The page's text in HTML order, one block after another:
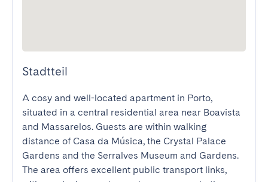
Stadtteil
A cosy and well-located apartment in Porto,
situated in a central residential area near Boavista
and Massarelos. Guests are within walking
distance of Casa da Música, the Crystal Palace
Gardens and the Serralves Museum and Gardens.
The area offers excellent public transport links,